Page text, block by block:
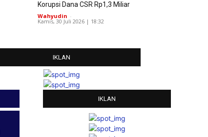
Korupsi Dana CSR Rp1,3 Miliar
Wahyudin -
Kamis, 30 Juli 2026 | 18:32
IKLAN
IKLAN